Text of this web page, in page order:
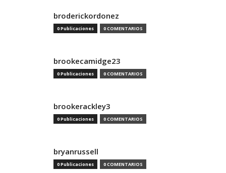
broderickordonez
0 Publicaciones 0 COMENTARIOS
brookecamidge23
0 Publicaciones 0 COMENTARIOS
brookerackley3
0 Publicaciones 0 COMENTARIOS
bryanrussell
0 Publicaciones 0 COMENTARIOS